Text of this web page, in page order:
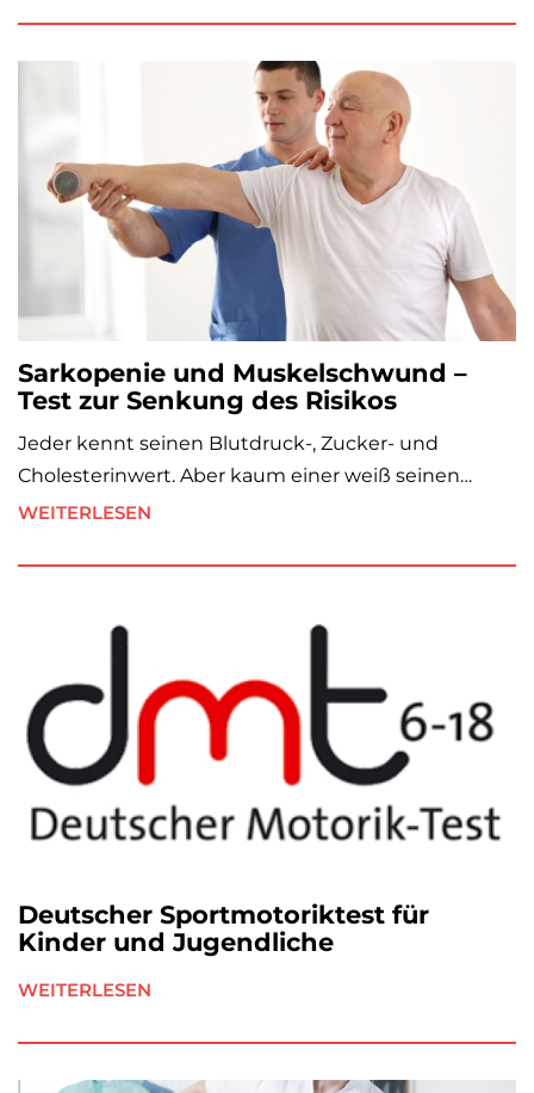
Sarkopenie und Muskelschwund –
Test zur Senkung des Risikos
Jeder kennt seinen Blutdruck-, Zucker- und
Cholesterinwert. Aber kaum einer weiß seinen…
WEITERLESEN
Deutscher Sportmotoriktest für
Kinder und Jugendliche
WEITERLESEN